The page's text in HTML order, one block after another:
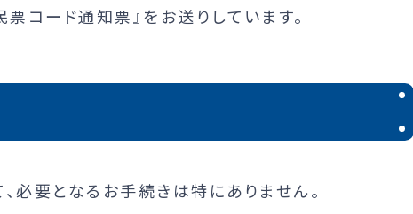
コード通知票』をお送りしています。
必要となるお手続きは特にありません。